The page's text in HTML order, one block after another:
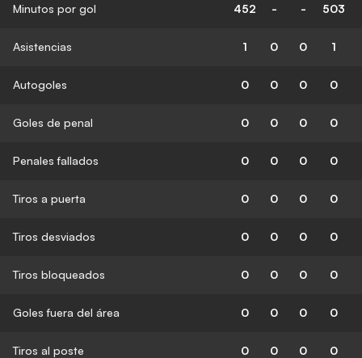
Minutos por gol 452 - - 503
Asistencias 1 0 0 1
Autogoles 0 0 0 0
Goles de penal 0 0 0 0
Penales fallados 0 0 0 0
Tiros a puerta 0 0 0 0
Tiros desviados 0 0 0 0
Tiros bloqueados 0 0 0 0
Goles fuera del área 0 0 0 0
Tiros al poste 0 0 0 0